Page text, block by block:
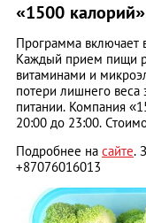
«1500 калорий»
Программа включает
Каждый прием пищи
витаминами и
потери лишнего
питании. Компания
20:00 до 23:00.
Подробнее на сайте.
+87076016013